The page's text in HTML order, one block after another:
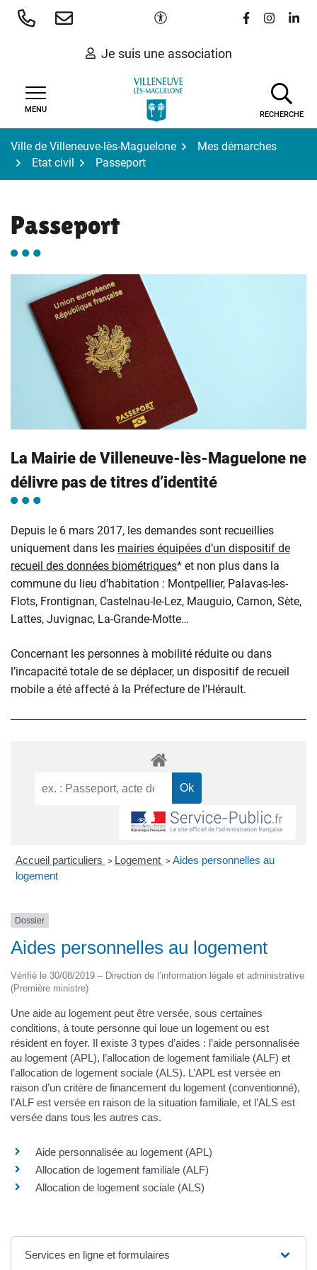
Aller
Paramètres d'accessibilité
Lien vers le
Lien vers
Lien
Je suis une association
MENU
RECHERCHE
Ville de Villeneuve-lès-Maguelone
Mes démarches
Etat civil
Passeport
Passeport
La Mairie de Villeneuve-lès-Maguelone ne
délivre pas de titres d’identité
Depuis le 6 mars 2017, les demandes sont recueillies
uniquement dans les mairies équipées d’un dispositif de
recueil des données biométriques* et non plus dans la
commune du lieu d’habitation : Montpellier, Palavas-les-
Flots, Frontignan, Castelnau-le-Lez, Mauguio, Carnon, Sète,
Lattes, Juvignac, La-Grande-Motte…
Concernant les personnes à mobilité réduite ou dans
l’incapacité totale de se déplacer, un dispositif de recueil
mobile a été affecté à la Préfecture de l’Hérault.
Accueil particuliers > Logement > Aides personnelles au
logement
Dossier
Aides personnelles au logement
Vérifié le 30/08/2019 – Direction de l’information légale et administrative
(Première ministre)
Une aide au logement peut être versée, sous certaines
conditions, à toute personne qui loue un logement ou est
résident en foyer. Il existe 3 types d’aides : l’aide personnalisée
au logement (APL), l’allocation de logement familiale (ALF) et
l’allocation de logement sociale (ALS). L’APL est versée en
raison d’un critère de financement du logement (conventionné),
l’ALF est versée en raison de la situation familiale, et l’ALS est
versée dans tous les autres cas.
Aide personnalisée au logement (APL)
Allocation de logement familiale (ALF)
Allocation de logement sociale (ALS)
Services en ligne et formulaires